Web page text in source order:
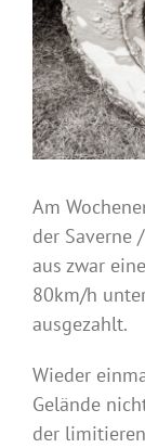
Am
der Saverne
aus zwar
80km/h
ausgezahlt.
Wieder
Gelände
der